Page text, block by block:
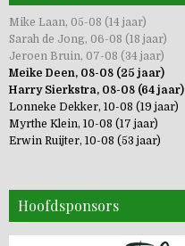
Mike Laan, 05-08 (14 jaar)
Sarah de Jong, 06-08 (18 jaar)
Jeroen Bruin, 07-08 (34 jaar)
Meike Deen, 08-08 (25 jaar)
Harry Sierkstra, 08-08 (64 jaar)
Lonneke Dekker, 10-08 (19 jaar)
Myrthe Klein, 10-08 (17 jaar)
Erwin Ruijter, 10-08 (53 jaar)
Hoofdsponsors